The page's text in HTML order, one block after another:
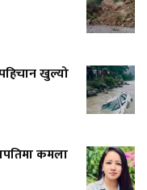
खुल्यो
कमला